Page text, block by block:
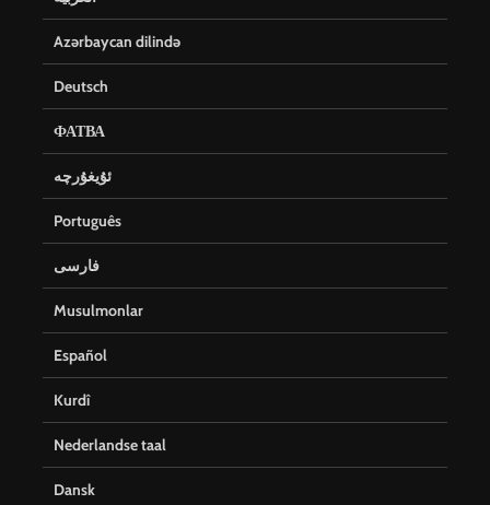
Azərbaycan dilində
Deutsch
ФАТВА
ئۇيغۇرچە
Português
فارسی
Musulmonlar
Español
Kurdî
Nederlandse taal
Dansk